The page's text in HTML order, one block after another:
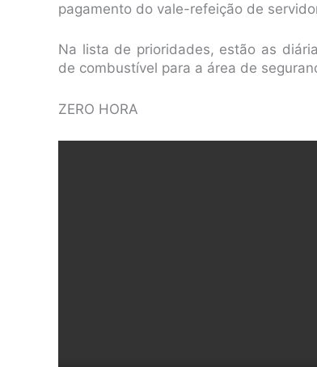
pagamento do vale-refeição de
Na lista de prioridades, estão as
de combustível para a área de
ZERO HORA